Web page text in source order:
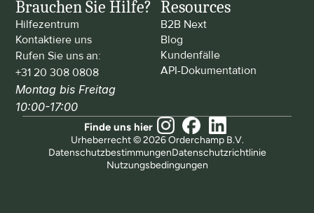
Brauchen Sie Hilfe?
Hilfezentrum
Kontaktiere uns
Rufen Sie uns an:
+31 20 308 0808
Montag bis Freitag
10:00-17:00
Resources
B2B Next
Blog
Kundenfälle
API-Dokumentation
Urheberrecht © 2026 Orderchamp B.V.
Nutzungsbedingungen
DatenschutzbestimmungenDatenschutzrichtlinie
Finde uns hier